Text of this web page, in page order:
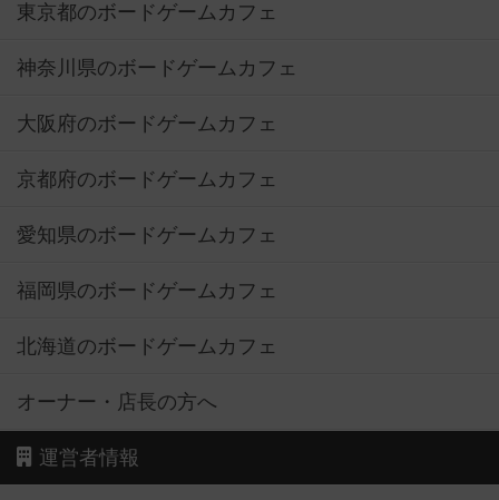
東京都のボードゲームカフェ
神奈川県のボードゲームカフェ
大阪府のボードゲームカフェ
京都府のボードゲームカフェ
愛知県のボードゲームカフェ
福岡県のボードゲームカフェ
北海道のボードゲームカフェ
オーナー・店長の方へ
運営者情報